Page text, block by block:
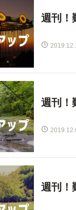
週刊！
週刊！
週刊！